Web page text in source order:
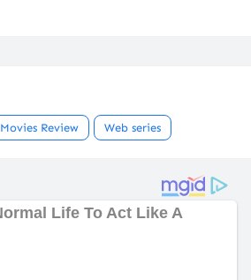
Movies Review Web series